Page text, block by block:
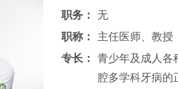
职务：
无
职称：
主任医师、教授
专长：
青少年及成人各
腔多学科牙病的